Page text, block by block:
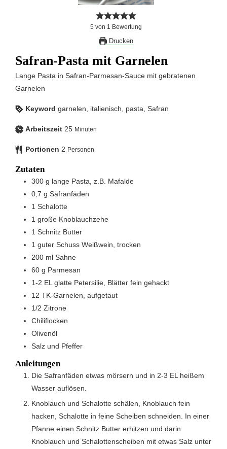
5 von 1 Bewertung
Drucken
Safran-Pasta mit Garnelen
Lange Pasta in Safran-Parmesan-Sauce mit gebratenen
Garnelen
Keyword garnelen, italienisch, pasta, Safran
Arbeitszeit 25 Minuten
Portionen 2 Personen
Zutaten
300 g lange Pasta, z.B. Mafalde
0,7 g Safranfäden
1 Schalotte
1 große Knoblauchzehe
1 Schnitz Butter
1 guter Schuss Weißwein, trocken
200 ml Sahne
60 g Parmesan
1-2 EL glatte Petersilie, Blätter fein gehackt
12 TK-Garnelen, aufgetaut
1/2 Zitrone
Chiliflocken
Olivenöl
Salz und Pfeffer
Anleitungen
Die Safranfäden etwas mörsern und in 2-3 EL heißem
Wasser auflösen.
Knoblauch und Schalotte schälen, Knoblauch fein
hacken, Schalotte in feine Scheiben schneiden. In einer
Pfanne einen Schnitz Butter erhitzen und darin
Knoblauch und Schalottenscheiben mit etwas Salz unter